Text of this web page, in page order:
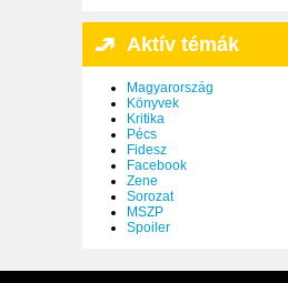
Aktív témák
Magyarország
Könyvek
Kritika
Pécs
Fidesz
Facebook
Zene
Sorozat
MSZP
Spoiler